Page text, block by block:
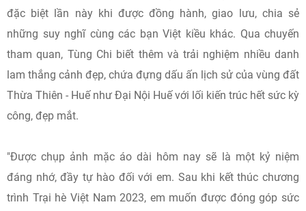
đặc biệt lần này khi được đồng hành, giao lưu, chia sẻ
những suy nghĩ cùng các bạn Việt kiều khác. Qua chuyến
tham quan, Tùng Chi biết thêm và trải nghiệm nhiều danh
lam thắng cảnh đẹp, chứa đựng dấu ấn lịch sử của vùng đất
Thừa Thiên - Huế như Đại Nội Huế với lối kiến trúc hết sức kỳ
công, đẹp mắt.
"Được chụp ảnh mặc áo dài hôm nay sẽ là một kỷ niệm
đáng nhớ, đầy tự hào đối với em. Sau khi kết thúc chương
trình Trại hè Việt Nam 2023, em muốn được đóng góp sức